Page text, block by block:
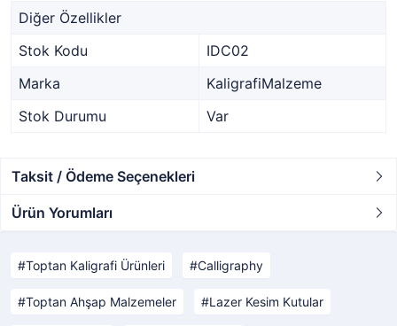
Diğer Özellikler
Stok Kodu
IDC02
Marka
KaligrafiMalzeme
Stok Durumu
Var
Taksit / Ödeme Seçenekleri
Ürün Yorumları
Toptan Kaligrafi Ürünleri Calligraphy
Toptan Ahşap Malzemeler Lazer Kesim Kutular